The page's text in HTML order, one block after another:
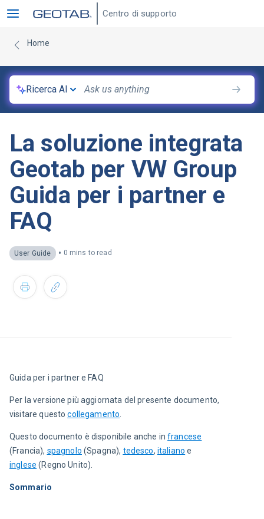
Centro di supporto
Home
Ricerca AI
La soluzione integrata
Geotab per VW Group
Guida per i partner e
FAQ
User Guide • 0 mins to read
Guida per i partner e FAQ
Per la versione più aggiornata del presente documento,
visitare questo collegamento
Questo documento è disponibile anche in francese
(Francia), spagnolo (Spagna), tedesco, italiano e
inglese (Regno Unito).
Sommario